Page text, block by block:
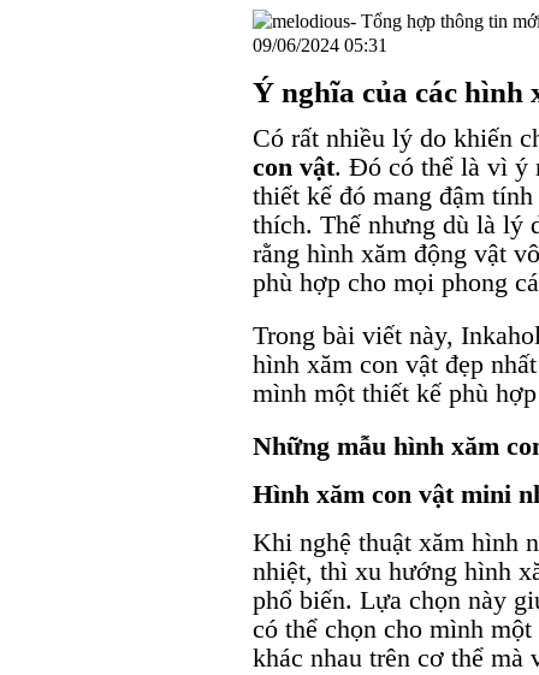
09/06/2024 05:31
Ý nghĩa của các hình
Có rất nhiều lý do khiến
con vật. Đó có thể là vì ý
thiết kế đó mang đậm
thích. Thế nhưng dù là lý
rằng hình xăm động vật
phù hợp cho mọi phong
Trong bài viết này,
hình xăm con vật đẹp
mình một thiết kế phù
Những mẫu hình xăm
Hình xăm con vật mini
Khi nghệ thuật xăm hình
nhiệt, thì xu hướng hình
phổ biến. Lựa chọn này
có thể chọn cho mình
khác nhau trên cơ thể mà